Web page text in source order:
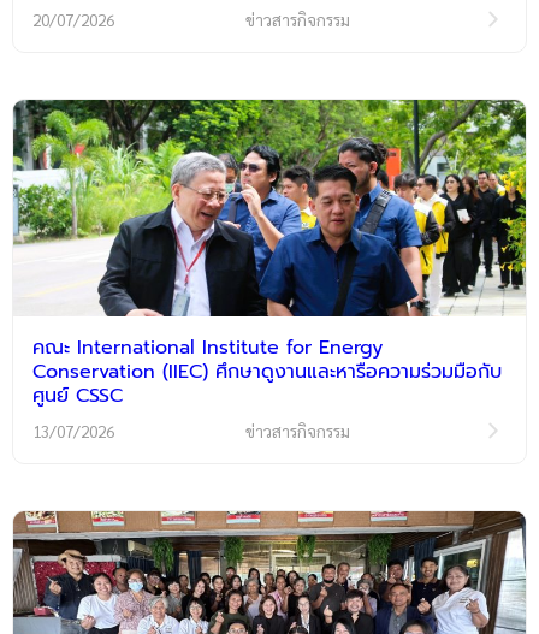
20/07/2026 ข่าวสารกิจกรรม
คณะ International Institute for Energy
Conservation (IIEC) ศึกษาดูงานและหารือความร่วมมือกับ
ศูนย์ CSSC
13/07/2026 ข่าวสารกิจกรรม